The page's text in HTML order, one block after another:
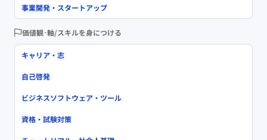
事業開発・スタートアップ
価値観･軸/スキルを身につける
キャリア・志
自己啓発
ビジネスソフトウェア・ツール
資格・試験対策